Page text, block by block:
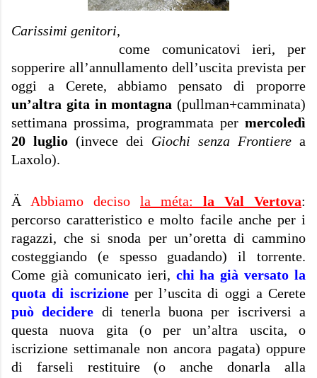
Carissimi genitori,
come comunicatovi ieri, per
sopperire all’annullamento dell’uscita prevista per
oggi a Cerete, abbiamo pensato di proporre
un’altra gita in montagna (pullman+camminata)
settimana prossima, programmata permercoledì
20 luglio (invece dei Giochi senza Frontiere a
Laxolo).
Ä Abbiamo deciso la méta: la Val Vertova:
percorso caratteristico e molto facile anche per i
ragazzi, che si snoda per un’oretta di cammino
costeggiando (e spesso guadando) il torrente.
Come già comunicato ieri, chi ha già versato la
quota di iscrizioneper l’uscita di oggi a Cerete
può decidere di tenerla buona per iscriversi a
questa nuova gita (o per un’altra uscita, o
iscrizione settimanale non ancora pagata) oppure
di farseli restituire (o anche donarla alla